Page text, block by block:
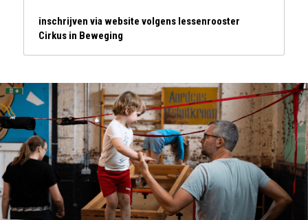
inschrijven via website volgens lessenrooster
Cirkus in Beweging